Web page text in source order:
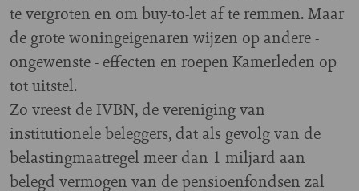
te vergroten en om buy-to-let af te remmen. Maar
de grote woningeigenaren wijzen op andere -
ongewenste - effecten en roepen Kamerleden op
tot uitstel.
Zo vreest de IVBN, de vereniging van
institutionele beleggers, dat als gevolg van de
belastingmaatregel meer dan 1 miljard aan
belegd vermogen van de pensioenfondsen zal